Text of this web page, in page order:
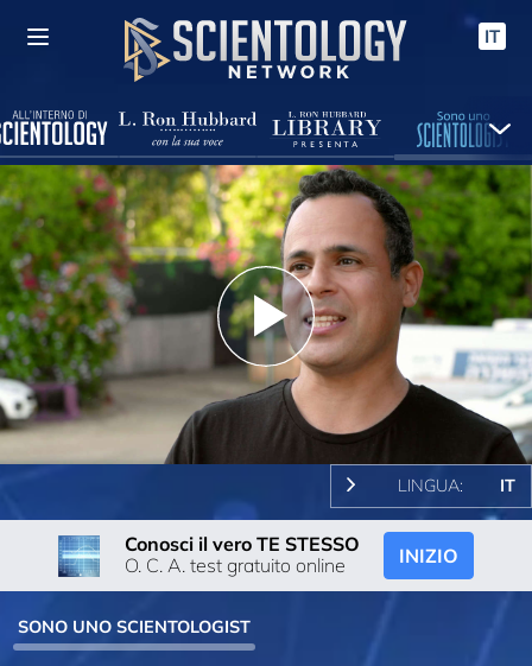
IT
Play
Video
LINGUA: IT
Conosci il vero TE STESSO
O. C. A. test gratuito online
INIZIO
SONO UNO SCIENTOLOGIST